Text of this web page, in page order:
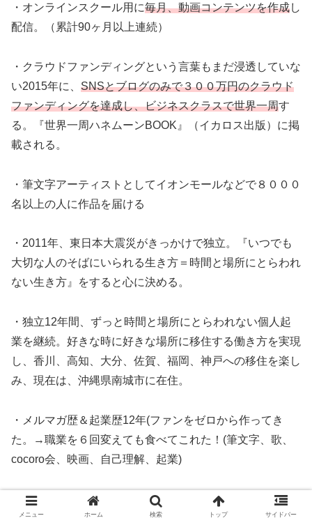
・オンラインスクール用に毎月、動画コンテンツを作成し
配信。（累計90ヶ月以上連続）
・クラウドファンディングという言葉もまだ浸透していな
い2015年に、 SNSとブログのみで３００万円のクラウド
ファンディングを達成し、ビジネスクラスで世界一周す
る。『世界一周ハネムーンBOOK』（イカロス出版）に掲
載される。
・筆文字アーティストとしてイオンモールなどで８０００
名以上の人に作品を届ける
・2011年、東日本大震災がきっかけで独立。『いつでも
大切な人のそばにいられる生き方＝時間と場所にとらわれ
ない生き方』をすると心に決める。
・独立12年間、ずっと時間と場所にとらわれない個人起
業を継続。好きな時に好きな場所に移住する働き方を実現
し、香川、高知、大分、佐賀、福岡、神戸への移住を楽し
み、現在は、沖縄県南城市に在住。
・メルマガ歴＆起業歴12年(ファンをゼロから作ってき
た。→職業を６回変えても食べてこれた！(筆文字、歌、
cocoro会、映画、自己理解、起業)
・心理学、メンタル、潜在意識、ビジネス、起業などにつ
いて、８００万円以上を投資して学ぶ。＋実際のビジネス
メニュー ホーム 検索 トップ サイドバー